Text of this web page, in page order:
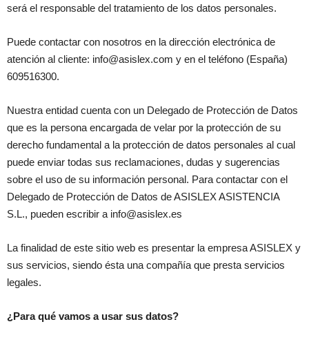
será el responsable del tratamiento de los datos personales.
Puede contactar con nosotros en la dirección electrónica de
atención al cliente: info@asislex.com y en el teléfono (España)
609516300.
Nuestra entidad cuenta con un Delegado de Protección de Datos
que es la persona encargada de velar por la protección de su
derecho fundamental a la protección de datos personales al cual
puede enviar todas sus reclamaciones, dudas y sugerencias
sobre el uso de su información personal. Para contactar con el
Delegado de Protección de Datos de ASISLEX ASISTENCIA
S.L., pueden escribir a info@asislex.es
La finalidad de este sitio web es presentar la empresa ASISLEX y
sus servicios, siendo ésta una compañía que presta servicios
legales.
¿Para qué vamos a usar sus datos?